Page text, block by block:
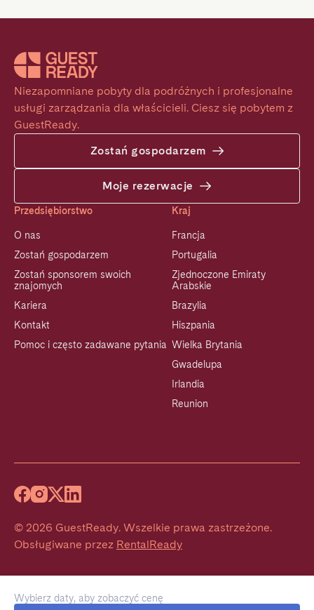
Wybierz daty, aby zobaczyć cenę
Niezapomniane pobyty dla podróżnych i profesjonalne
usługi zarządzania dla właścicieli. Ciesz się pobytem z
GuestReady.
Zostań gospodarzem
Moje rezerwacje
Przedsiębiorstwo
O nas
Zostań gospodarzem
Zostań sponsorem swoich
znajomych
Kariera
Kontakt
Pomoc i często zadawane pytania
Kraj
Francja
Portugalia
Zjednoczone Emiraty
Arabskie
Brazylia
Hiszpania
Wielka Brytania
Gwadelupa
Irlandia
Reunion
© 2026 GuestReady. Wszelkie prawa zastrzeżone.
Obsługiwane przez RentalReady